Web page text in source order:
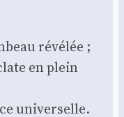
révé­lée ;
en plein
uni­ver­selle.